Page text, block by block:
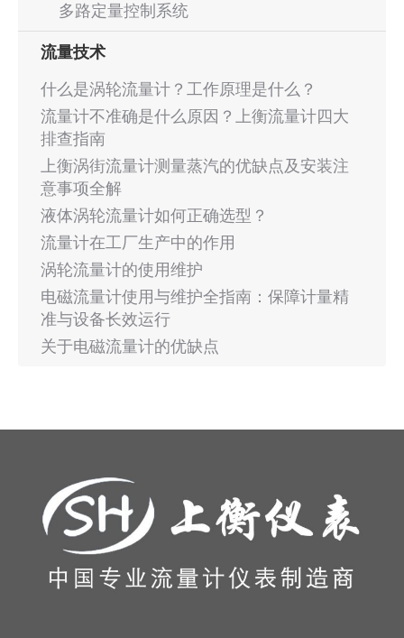
多路定量控制系统
流量技术
什么是涡轮流量计？工作原理是什么？
流量计不准确是什么原因？上衡流量计四大
排查指南
上衡涡街流量计测量蒸汽的优缺点及安装注
意事项全解
液体涡轮流量计如何正确选型？
流量计在工厂生产中的作用
涡轮流量计的使用维护
电磁流量计使用与维护全指南：保障计量精
准与设备长效运行
关于电磁流量计的优缺点